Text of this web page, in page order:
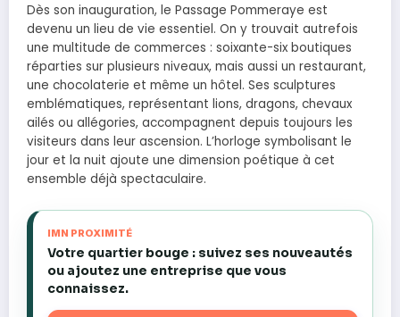
Dès son inauguration, le Passage Pommeraye est
devenu un lieu de vie essentiel. On y trouvait autrefois
une multitude de commerces : soixante-six boutiques
réparties sur plusieurs niveaux, mais aussi un restaurant,
une chocolaterie et même un hôtel. Ses sculptures
emblématiques, représentant lions, dragons, chevaux
ailés ou allégories, accompagnent depuis toujours les
visiteurs dans leur ascension. L’horloge symbolisant le
jour et la nuit ajoute une dimension poétique à cet
ensemble déjà spectaculaire.
IMN PROXIMITÉ
Votre quartier bouge : suivez ses nouveautés
ou ajoutez une entreprise que vous
connaissez.